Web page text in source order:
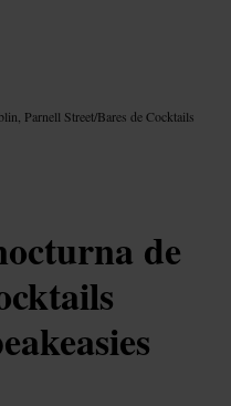
Parnell Street/Bares de Cocktails
de